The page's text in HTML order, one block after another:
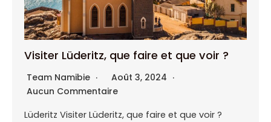
Visiter Lüderitz, que faire et que voir ?
Team Namibie
Août 3, 2024
Aucun Commentaire
Lüderitz Visiter Lüderitz, que faire et que voir ?